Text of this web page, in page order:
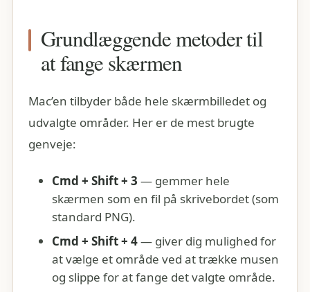
Grundlæggende metoder til
at fange skærmen
Mac’en tilbyder både hele skærmbilledet og
udvalgte områder. Her er de mest brugte
genveje:
Cmd + Shift + 3 — gemmer hele
skærmen som en fil på skrivebordet (som
standard PNG).
Cmd + Shift + 4— giver dig mulighed for
at vælge et område ved at trække musen
og slippe for at fange det valgte område.